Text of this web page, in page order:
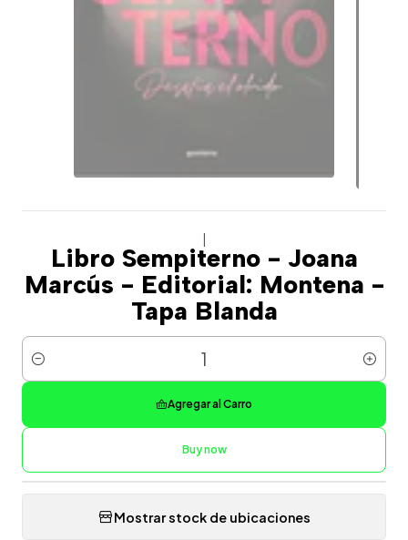
Libro Sempiterno - Joana
Marcús - Editorial: Montena -
Tapa Blanda
Cantidad
Agregar al Carro
Buy now
Mostrar stock de ubicaciones